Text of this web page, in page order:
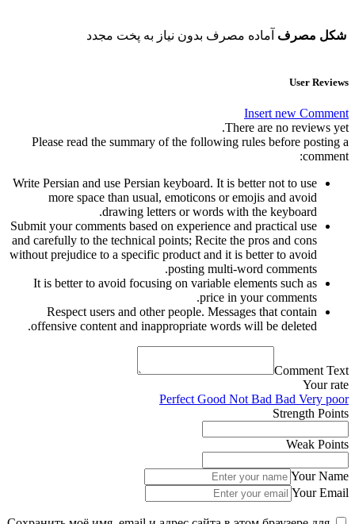
شکل مصرف آماده مصرف بدون نیاز به پخت مجدد
User Reviews
Insert new Comment
There are no reviews yet.
Please read the summary of the following rules before posting a
comment:
Write Persian and use Persian keyboard. It is better not to use
more space than usual, emoticons or emojis and avoid
drawing letters or words with the keyboard.
Submit your comments based on experience and practical use
and carefully to the technical points; Recite the pros and cons
without prejudice to a specific product and it is better to avoid
posting multi-word comments.
It is better to avoid focusing on variable elements such as
price in your comments.
Respect users and other people. Messages that contain
offensive content and inappropriate words will be deleted.
Comment Text
Your rate
Perfect Good Not Bad Bad Very poor
Strength Points
Weak Points
Your Name
Your Email